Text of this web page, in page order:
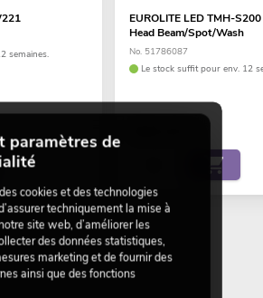
semaines.
EUROLITE LED TMH-
Head Beam/Spot/Wash
No. 51786087
Le stock suffit pour env. 12
paramètres de
cookies et des technologies
techniquement la mise à
site web, d’améliorer les
des données statistiques,
marketing et de fournir des
ainsi que des fonctions